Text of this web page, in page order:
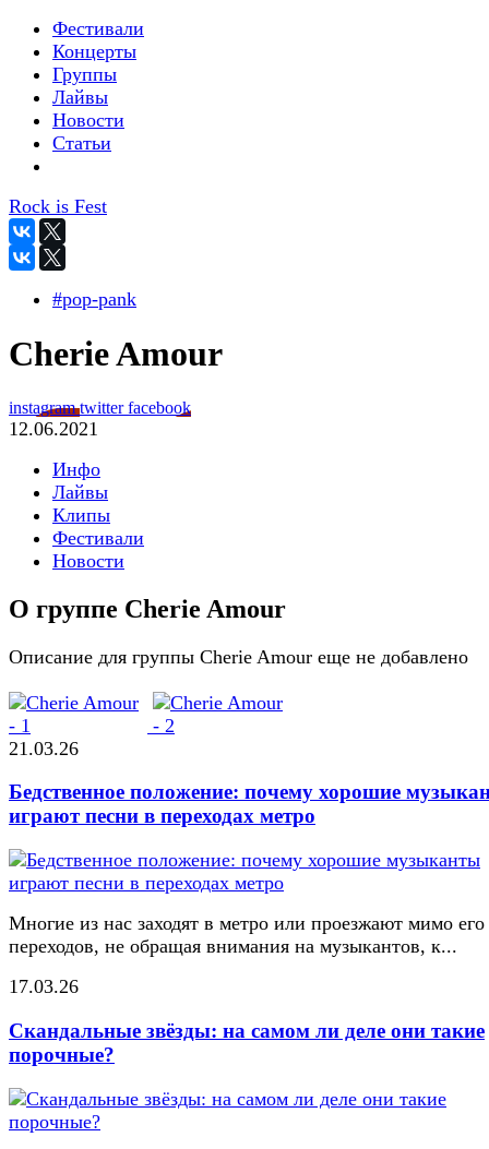
Фестивали
Концерты
Группы
Лайвы
Новости
Статьи
Rock is Fest
#pop-pank
Cherie Amour
instagramtwitterfacebook
12.06.2021
Инфо
Лайвы
Клипы
Фестивали
Новости
О группе Cherie Amour
Описание для группы Cherie Amour еще не добавлено
21.03.26
Бедственное положение: почему хорошие
играют песни в переходах метро
Многие из нас заходят в метро или проезжают мимо его
переходов, не обращая внимания на музыкантов, к...
17.03.26
Скандальные звёзды: на самом ли деле они такие
порочные?